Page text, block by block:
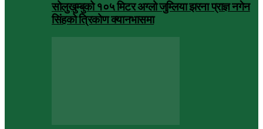
सोलुखुम्बुको १०५ मिटर अग्लो जुम्लिया झरना प्राज्ञ नगेन
सिंहको त्रिकोण क्यानभासमा